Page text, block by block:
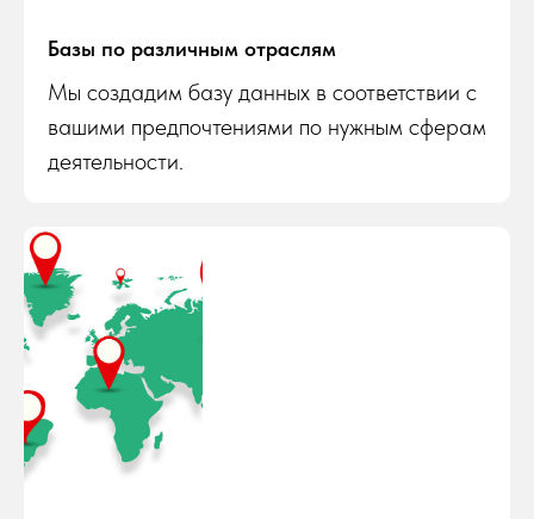
Базы по различным отраслям
Мы создадим базу данных в соответствии с
вашими предпочтениями по нужным сферам
деятельности.